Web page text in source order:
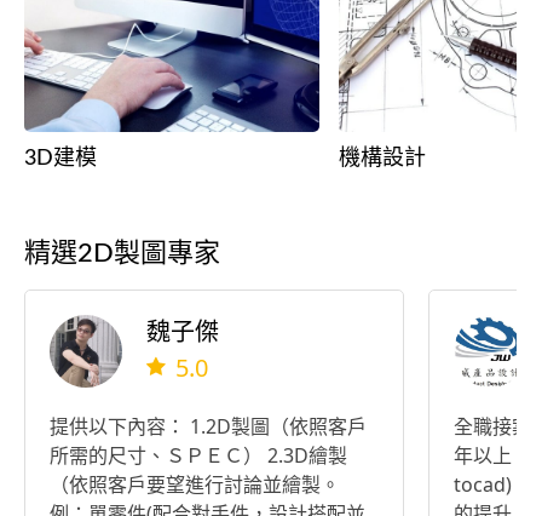
3D建模 機構設計
精選2D製圖專家
魏子傑
5.0
提供以下內容： 1.2D製圖（依照客戶
所需的尺寸、ＳＰＥＣ） 2.3D繪製
（依照客戶要望進行討論並繪製。
全職接案
年以上，
tocad) 日